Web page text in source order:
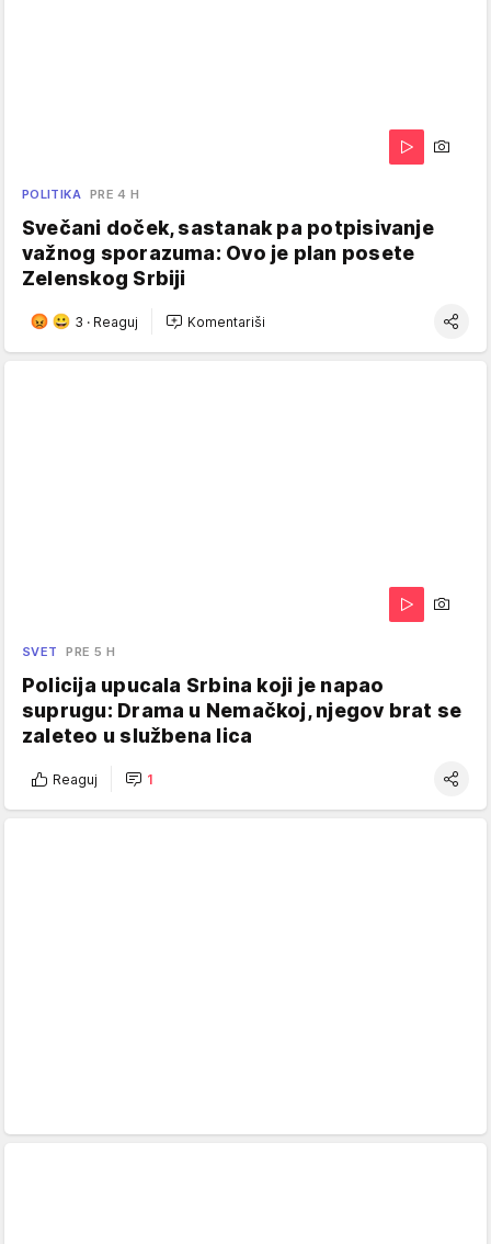
POLITIKA PRE 4 H
Svečani doček, sastanak pa potpisivanje
važnog sporazuma: Ovo je plan posete
Zelenskog Srbiji
3 · Reaguj Komentariši
SVET PRE 5 H
Policija upucala Srbina koji je napao
suprugu: Drama u Nemačkoj, njegov brat se
zaleteo u službena lica
Reaguj 1